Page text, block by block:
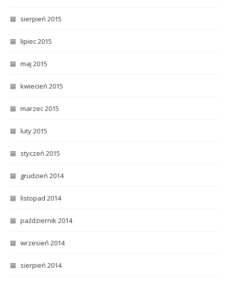
sierpień 2015
lipiec 2015
maj 2015
kwiecień 2015
marzec 2015
luty 2015
styczeń 2015
grudzień 2014
listopad 2014
październik 2014
wrzesień 2014
sierpień 2014